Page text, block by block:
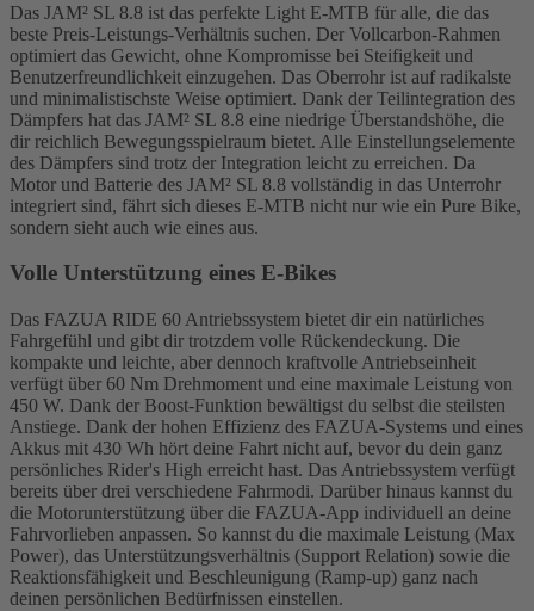
Das JAM² SL 8.8 ist das perfekte Light E-MTB für alle, die das
beste Preis-Leistungs-Verhältnis suchen. Der Vollcarbon-Rahmen
optimiert das Gewicht, ohne Kompromisse bei Steifigkeit und
Benutzerfreundlichkeit einzugehen. Das Oberrohr ist auf radikalste
und minimalistischste Weise optimiert. Dank der Teilintegration des
Dämpfers hat das JAM² SL 8.8 eine niedrige Überstandshöhe, die
dir reichlich Bewegungsspielraum bietet. Alle Einstellungselemente
des Dämpfers sind trotz der Integration leicht zu erreichen. Da
Motor und Batterie des JAM² SL 8.8 vollständig in das Unterrohr
integriert sind, fährt sich dieses E-MTB nicht nur wie ein Pure Bike,
sondern sieht auch wie eines aus.
Volle Unterstützung eines E-Bikes
Das FAZUA RIDE 60 Antriebssystem bietet dir ein natürliches
Fahrgefühl und gibt dir trotzdem volle Rückendeckung. Die
kompakte und leichte, aber dennoch kraftvolle Antriebseinheit
verfügt über 60 Nm Drehmoment und eine maximale Leistung von
450 W. Dank der Boost-Funktion bewältigst du selbst die steilsten
Anstiege. Dank der hohen Effizienz des FAZUA-Systems und eines
Akkus mit 430 Wh hört deine Fahrt nicht auf, bevor du dein ganz
persönliches Rider's High erreicht hast. Das Antriebssystem verfügt
bereits über drei verschiedene Fahrmodi. Darüber hinaus kannst du
die Motorunterstützung über die FAZUA-App individuell an deine
Fahrvorlieben anpassen. So kannst du die maximale Leistung (Max
Power), das Unterstützungsverhältnis (Support Relation) sowie die
Reaktionsfähigkeit und Beschleunigung (Ramp-up) ganz nach
deinen persönlichen Bedürfnissen einstellen.